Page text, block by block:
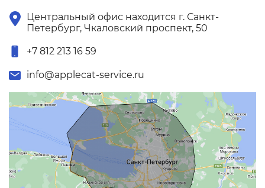
Центральный офис находится г. Санкт-
Петербург, Чкаловский проспект, 50
+7 812 213 16 59
info@applecat-service.ru